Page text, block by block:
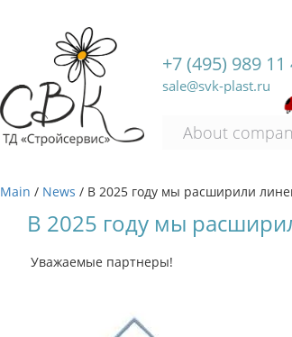
+7 (495) 989 11
sale@svk-plast.ru
About
Main / News / В 2025 году мы расширили
В 2025 году мы
Уважаемые партнеры!